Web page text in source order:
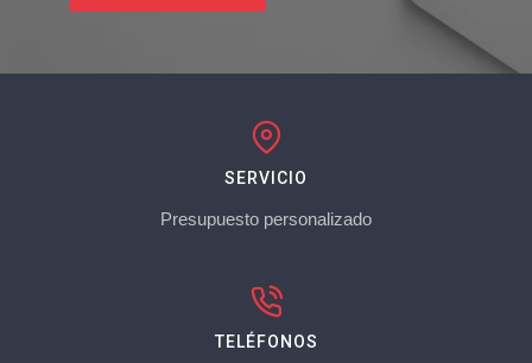
SERVICIO
Presupuesto personalizado
TELÉFONOS